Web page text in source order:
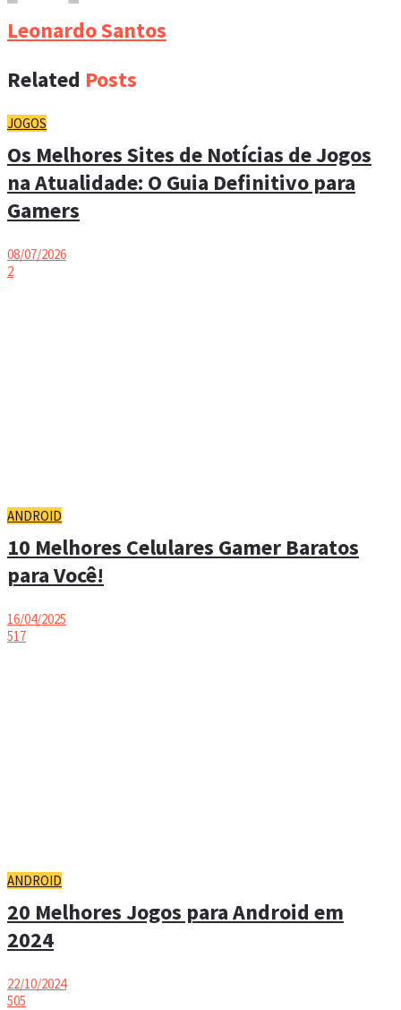
Leonardo Santos
Related Posts
JOGOS
Os Melhores Sites de Notícias de Jogos
na Atualidade: O Guia Definitivo para
Gamers
08/07/2026
2
ANDROID
10 Melhores Celulares Gamer Baratos
para Você!
16/04/2025
517
ANDROID
20 Melhores Jogos para Android em
2024
22/10/2024
505